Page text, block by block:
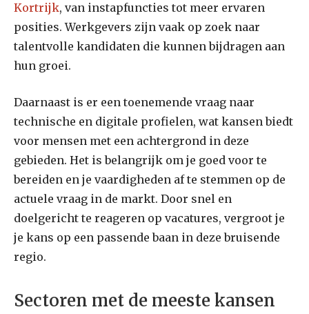
Kortrijk, van instapfuncties tot meer ervaren
posities. Werkgevers zijn vaak op zoek naar
talentvolle kandidaten die kunnen bijdragen aan
hun groei.
Daarnaast is er een toenemende vraag naar
technische en digitale profielen, wat kansen biedt
voor mensen met een achtergrond in deze
gebieden. Het is belangrijk om je goed voor te
bereiden en je vaardigheden af te stemmen op de
actuele vraag in de markt. Door snel en
doelgericht te reageren op vacatures, vergroot je
je kans op een passende baan in deze bruisende
regio.
Sectoren met de meeste kansen